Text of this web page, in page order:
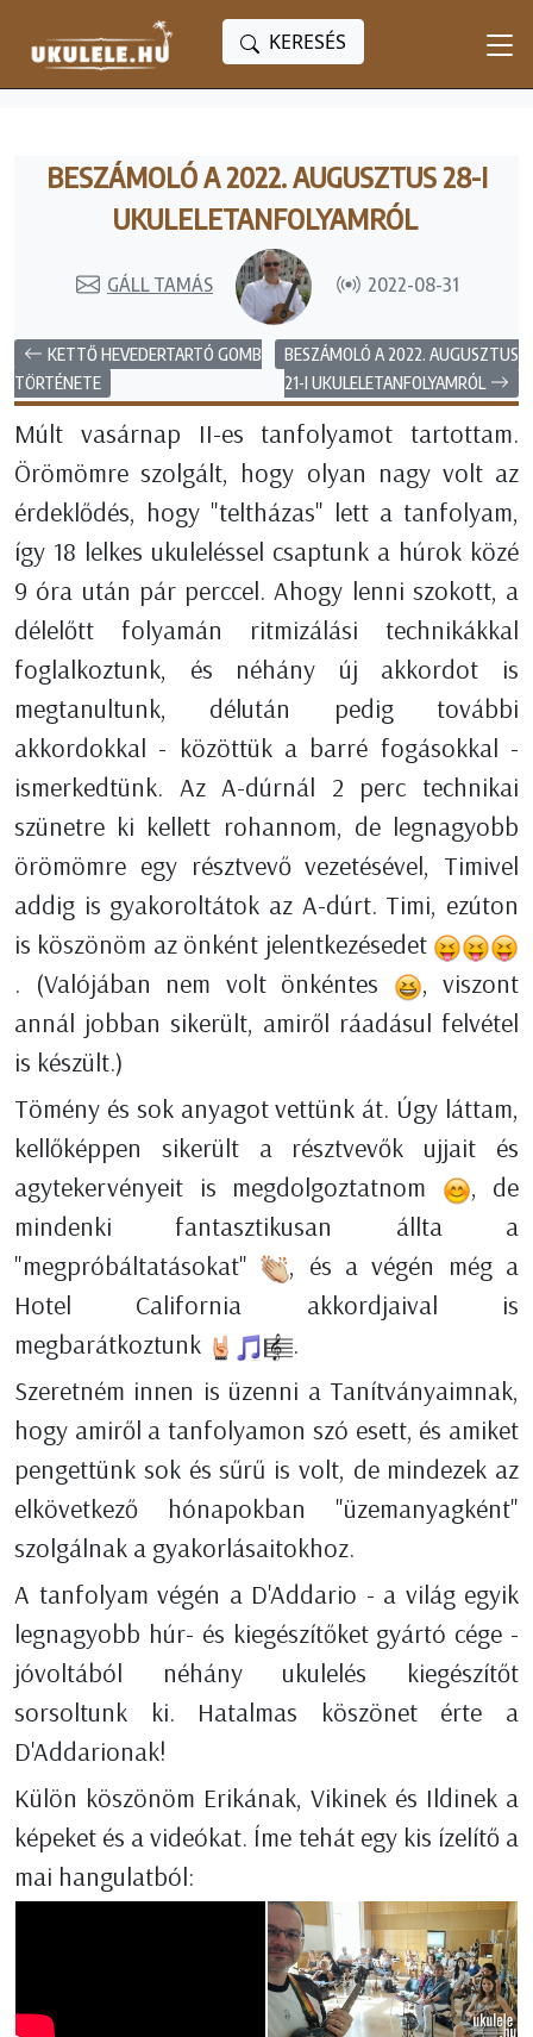
KERESÉS
BESZÁMOLÓ A 2022. AUGUSZTUS 28-I
UKULELETANFOLYAMRÓL
GÁLL TAMÁS 2022-08-31
KETTŐ HEVEDERTARTÓ GOMB
TÖRTÉNETE
BESZÁMOLÓ A 2022. AUGUSZTUS
21-I UKULELETANFOLYAMRÓL
Múlt vasárnap II-es tanfolyamot tartottam.
Örömömre szolgált, hogy olyan nagy volt az
érdeklődés, hogy "teltházas" lett a tanfolyam,
így 18 lelkes ukuleléssel csaptunk a húrok közé
9 óra után pár perccel. Ahogy lenni szokott, a
délelőtt folyamán ritmizálási technikákkal
foglalkoztunk, és néhány új akkordot is
megtanultunk, délután pedig további
akkordokkal - közöttük a barré fogásokkal -
ismerkedtünk. Az A-dúrnál 2 perc technikai
szünetre ki kellett rohannom, de legnagyobb
örömömre egy résztvevő vezetésével, Timivel
addig is gyakoroltátok az A-dúrt. Timi, ezúton
is köszönöm az önként jelentkezésedet
. (Valójában nem volt önkéntes
, viszont
annál jobban sikerült, amiről ráadásul felvétel
is készült.)
Tömény és sok anyagot vettünk át. Úgy láttam,
kellőképpen sikerült a résztvevők ujjait és
agytekervényeit is megdolgoztatnom
, de
mindenki fantasztikusan állta a
"megpróbáltatásokat"
, és a végén még a
Hotel California akkordjaival is
megbarátkoztunk
.
Szeretném innen is üzenni a Tanítványaimnak,
hogy amiről a tanfolyamon szó esett, és amiket
pengettünk sok és sűrű is volt, de mindezek az
elkövetkező hónapokban "üzemanyagként"
szolgálnak a gyakorlásaitokhoz.
A tanfolyam végén a D'Addario - a világ egyik
legnagyobb húr- és kiegészítőket gyártó cége -
jóvoltából néhány ukulelés kiegészítőt
sorsoltunk ki. Hatalmas köszönet érte a
D'Addarionak!
Külön köszönöm Erikának, Vikinek és Ildinek a
képeket és a videókat. Íme tehát egy kis ízelítő a
mai hangulatból: